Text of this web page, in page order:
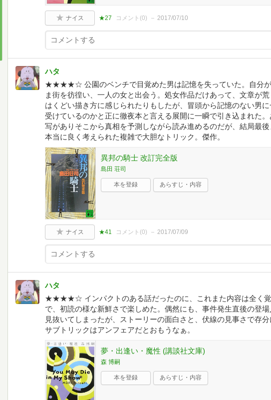
ナイス ★27 コメント(0) 2017/07/10
ハタ
★★★★☆ 公園のベンチで目覚めた男は記憶を失っていた。自分が
ま街を彷徨い、一人の女と出会う。処女作品だけあって、文章が
はくどい描き方に感じられたりもしたが、冒頭から記憶のない男
受けているのかと正に徹夜本と言える展開に一瞬で引き込まれた
写がありそこから真相を予測しながら読み進めるのだが、結局最後
本当に良く考えられた複雑で大胆なトリック。傑作。
異邦の騎士 改訂完全版
島田 荘司
本を登録 あらすじ・内容
ナイス ★41 コメント(0) 2017/07/09
ハタ
★★★★☆ インパクトのある話だったのに、これまた内容は全く覚
で、初読の様な新鮮さで楽しめた。偶然にも、事件発生直後の登
見抜いてしまったが、ストーリーの面白さと、伏線の見事さで存分
サブトリックはアンフェアだとおもうなぁ。
夢・出逢い・魔性 (講談社文庫)
森 博嗣
本を登録 あらすじ・内容